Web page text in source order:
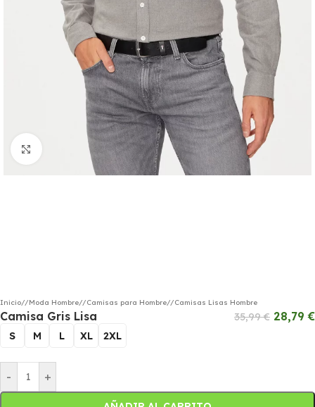
Haga clic para ampliar
Inicio/ Moda Hombre/ Camisas para Hombre/ Camisas Lisas Hombre
Camisa Gris Lisa 35,99€ 28,79€
S M L XL 2XL
- +